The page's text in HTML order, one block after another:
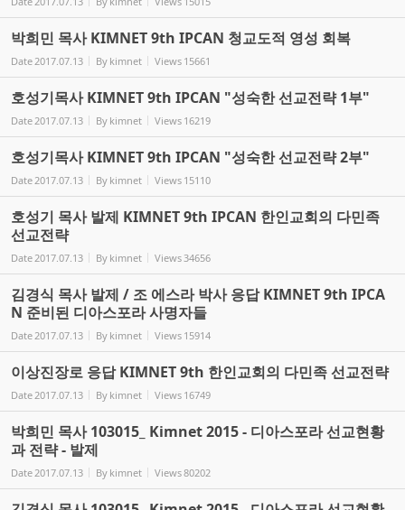
박희민 목사 KIMNET 9th IPCAN 청교도적 영성 회복
Date 2017.07.13 By kimnet Views 15661
호성기목사 KIMNET 9th IPCAN "성숙한 선교전략 1부"
Date 2017.07.13 By kimnet Views 16219
호성기목사 KIMNET 9th IPCAN "성숙한 선교전략 2부"
Date 2017.07.13 By kimnet Views 15110
호성기 목사 발제 KIMNET 9th IPCAN 한인교회의 다민족
선교전략
Date 2017.07.13 By kimnet Views 34656
김경식 목사 발제 / 조 에스라 박사 응답 KIMNET 9th IPCA
N 준비된 디아스포라 사명자들
Date 2017.07.13 By kimnet Views 15914
이상진장로 응답 KIMNET 9th 한인교회의 다민족 선교전략
Date 2017.07.13 By kimnet Views 16749
박희민 목사 103015_ Kimnet 2015 - 디아스포라 선교현황
과 전략 - 발제
Date 2017.07.13 By kimnet Views80202